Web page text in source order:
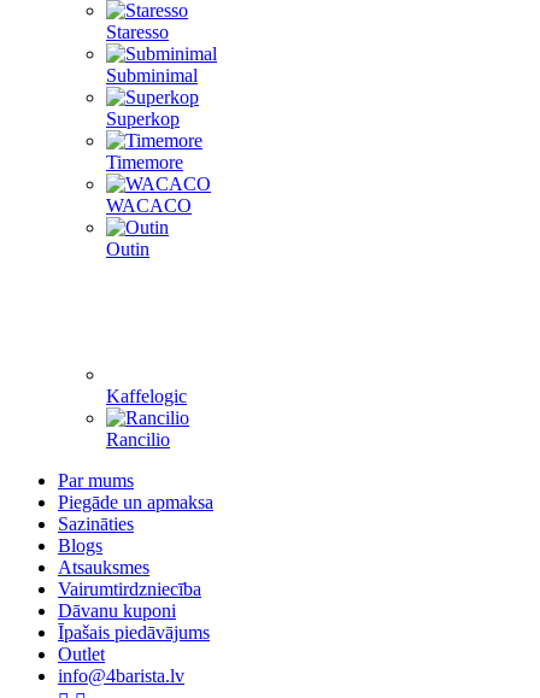
Staresso
Subminimal
Superkop
Timemore
WACACO
Outin
Kaffelogic
Rancilio
Par mums
Piegāde un apmaksa
Sazināties
Blogs
Atsauksmes
Vairumtirdzniecība
Dāvanu kuponi
Īpašais piedāvājums
Outlet
info@4barista.lv